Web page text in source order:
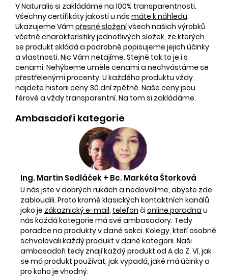
V Naturalis si zakládáme na 100% transparentnosti.
Všechny certifikáty jakosti u nás máte k náhledu.
Ukazujeme Vám přesné složenívšech našich výrobků
včetně charakteristiky jednotlivých složek, ze kterých
se produkt skládá a podrobně popisujeme jejich účinky
a vlastnosti. Nic Vám netajíme. Stejně tak to je i s
cenami. Nehýbeme uměle cenami a nechvástáme se
přestřelenými procenty. U každého produktu vždy
najdete historii ceny 30 dní zpětně. Naše ceny jsou
férové a vždy transparentní. Na tom si zakládáme.
Ambasadoři kategorie
Ing. Martin Sedláček + Bc. Markéta Štorková
U nás jste v dobrých rukách a nedovolíme, abyste zde
zabloudili. Proto kromě klasických kontaktních kanálů
jako je zákaznický e-mail, telefon či online poradna u
nás každá kategorie má své ambasadory. Tedy
poradce na produkty v dané sekci. Kolegy, kteří osobně
schvalovali každý produkt v dané kategorii. Naši
ambasadoři tedy znají každý produkt od A do Z. Ví, jak
se má produkt používat, jak vypadá, jaké má účinky a
pro koho je vhodný.